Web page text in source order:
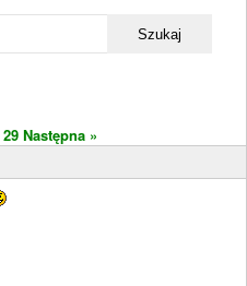
Szukaj
29 Następna »